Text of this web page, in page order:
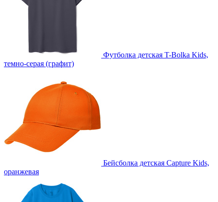
Футболка детская T-Bolka Kids,
темно-серая (графит)
Бейсболка детская Capture Kids,
оранжевая